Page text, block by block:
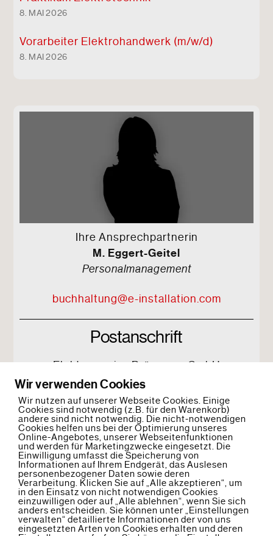
8. MAI 2026
Vorarbeiter Elektrohandwerk (m/w/d)
8. MAI 2026
Ihre Ansprechpartnerin
M. Eggert-Geitel
Personalmanagement
buchhaltung@e-installation.com
Postanschrift
Elektroservice Brügmann GmbH
Zu den Hufen 6
17034 Neubrandenburg
Back
To
Top
Wir verwenden Cookies
Wir nutzen auf unserer Webseite Cookies. Einige
Cookies sind notwendig (z.B. für den Warenkorb)
andere sind nicht notwendig. Die nicht-notwendigen
Cookies helfen uns bei der Optimierung unseres
Online-Angebotes, unserer Webseitenfunktionen
und werden für Marketingzwecke eingesetzt. Die
Einwilligung umfasst die Speicherung von
Informationen auf Ihrem Endgerät, das Auslesen
personenbezogener Daten sowie deren
Verarbeitung. Klicken Sie auf „Alle akzeptieren“, um
in den Einsatz von nicht notwendigen Cookies
einzuwilligen oder auf „Alle ablehnen“, wenn Sie sich
anders entscheiden. Sie können unter „Einstellungen
verwalten“ detaillierte Informationen der von uns
eingesetzten Arten von Cookies erhalten und deren